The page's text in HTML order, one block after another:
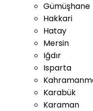
Gümüşhane
Hakkari
Hatay
Mersin
Iğdır
Isparta
Karabük
Karaman